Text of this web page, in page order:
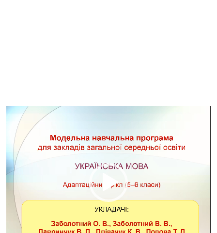
Відеопрогравач